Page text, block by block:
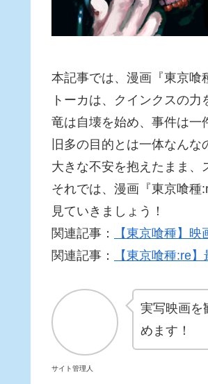
本記事では、漫画『東京喰
トーカは、クインクスの力
竜は自壊を始め、事件は一
旧多の目的とは一体なんな
大きな不安を抱えたまま、
それでは、漫画『東京喰種
見ていきましょう！
関連記事：
【東京喰種】
関連記事：
【東京喰種:re
サイト管理人
実写映画を
めます！